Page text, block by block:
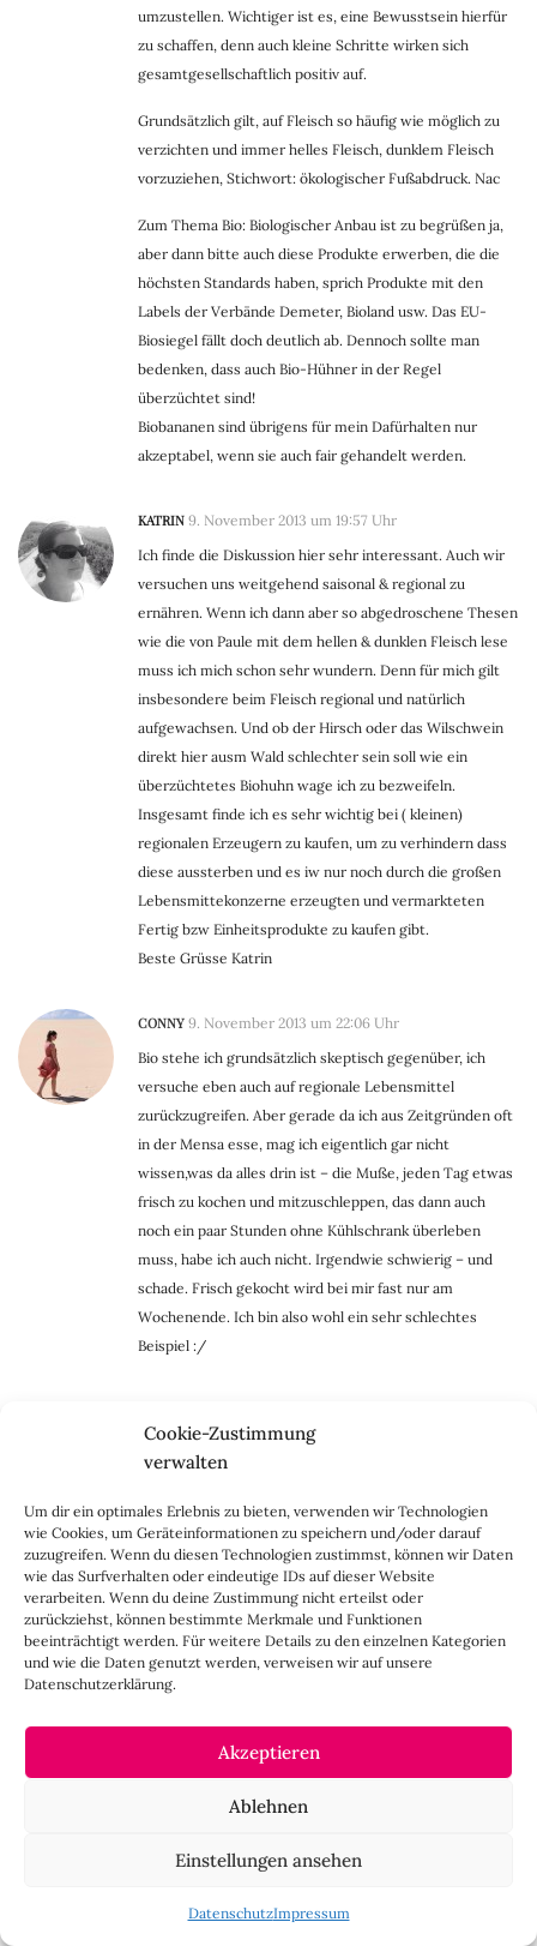
Cookie-Zustimmung
verwalten
Um dir ein optimales Erlebnis zu bieten, verwenden wir Technologien
wie Cookies, um Geräteinformationen zu speichern und/oder darauf
zuzugreifen. Wenn du diesen Technologien zustimmst, können wir Daten
wie das Surfverhalten oder eindeutige IDs auf dieser Website
verarbeiten. Wenn du deine Zustimmung nicht erteilst oder
zurückziehst, können bestimmte Merkmale und Funktionen
beeinträchtigt werden. Für weitere Details zu den einzelnen Kategorien
und wie die Daten genutzt werden, verweisen wir auf unsere
Datenschutzerklärung.
Akzeptieren
Ablehnen
Einstellungen ansehen
DatenschutzImpressum
umzustellen. Wichtiger ist es, eine Bewusstsein hierfür
zu schaffen, denn auch kleine Schritte wirken sich
gesamtgesellschaftlich positiv auf.
Grundsätzlich gilt, auf Fleisch so häufig wie möglich zu
verzichten und immer helles Fleisch, dunklem Fleisch
vorzuziehen, Stichwort: ökologischer Fußabdruck. Nac
Zum Thema Bio: Biologischer Anbau ist zu begrüßen ja,
aber dann bitte auch diese Produkte erwerben, die die
höchsten Standards haben, sprich Produkte mit den
Labels der Verbände Demeter, Bioland usw. Das EU-
Biosiegel fällt doch deutlich ab. Dennoch sollte man
bedenken, dass auch Bio-Hühner in der Regel
überzüchtet sind!
Biobananen sind übrigens für mein Dafürhalten nur
akzeptabel, wenn sie auch fair gehandelt werden.
KATRIN 9. November 2013 um 19:57 Uhr
Ich finde die Diskussion hier sehr interessant. Auch wir
versuchen uns weitgehend saisonal & regional zu
ernähren. Wenn ich dann aber so abgedroschene Thesen
wie die von Paule mit dem hellen & dunklen Fleisch lese
muss ich mich schon sehr wundern. Denn für mich gilt
insbesondere beim Fleisch regional und natürlich
aufgewachsen. Und ob der Hirsch oder das Wilschwein
direkt hier ausm Wald schlechter sein soll wie ein
überzüchtetes Biohuhn wage ich zu bezweifeln.
Insgesamt finde ich es sehr wichtig bei ( kleinen)
regionalen Erzeugern zu kaufen, um zu verhindern dass
diese aussterben und es iw nur noch durch die großen
Lebensmittekonzerne erzeugten und vermarkteten
Fertig bzw Einheitsprodukte zu kaufen gibt.
Beste Grüsse Katrin
CONNY 9. November 2013 um 22:06 Uhr
Bio stehe ich grundsätzlich skeptisch gegenüber, ich
versuche eben auch auf regionale Lebensmittel
zurückzugreifen. Aber gerade da ich aus Zeitgründen oft
in der Mensa esse, mag ich eigentlich gar nicht
wissen,was da alles drin ist – die Muße, jeden Tag etwas
frisch zu kochen und mitzuschleppen, das dann auch
noch ein paar Stunden ohne Kühlschrank überleben
muss, habe ich auch nicht. Irgendwie schwierig – und
schade. Frisch gekocht wird bei mir fast nur am
Wochenende. Ich bin also wohl ein sehr schlechtes
Beispiel :/
HINTERLASSE DOCH EINEN KOMMENTAR
Felder sind mit*markiert